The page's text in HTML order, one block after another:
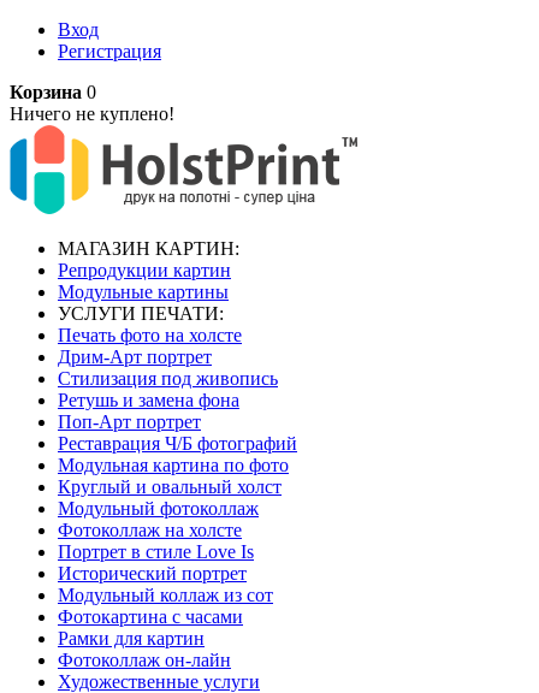
Вход
Регистрация
Корзина 0
Ничего не куплено!
МАГАЗИН КАРТИН:
Репродукции картин
Модульные картины
УСЛУГИ ПЕЧАТИ:
Печать фото на холсте
Дрим-Арт портрет
Стилизация под живопись
Ретушь и замена фона
Поп-Арт портрет
Реставрация Ч/Б фотографий
Модульная картина по фото
Круглый и овальный холст
Модульный фотоколлаж
Фотоколлаж на холсте
Портрет в стиле Love Is
Исторический портрет
Модульный коллаж из сот
Фотокартина с часами
Рамки для картин
Фотоколлаж он-лайн
Художественные услуги